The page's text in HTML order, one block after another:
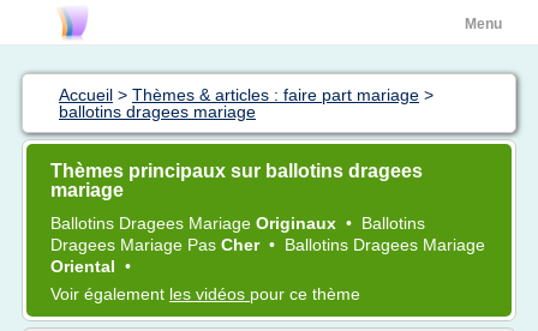
Menu
Accueil > Thèmes & articles : faire part mariage >
ballotins dragees mariage
Thèmes principaux sur ballotins dragees
mariage
Ballotins Dragees Mariage Originaux • Ballotins
Dragees Mariage Pas Cher • Ballotins Dragees Mariage
Oriental •
Voir également les vidéos pour ce thème